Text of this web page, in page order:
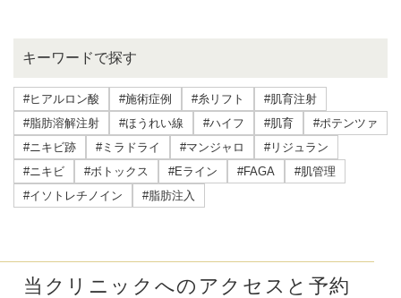
キーワードで探す
#ヒアルロン酸 #施術症例 #糸リフト
#肌育注射
#脂肪溶解注射
#ほうれい線 #ハイフ #肌育
#ポテンツァ
#ニキビ跡
#ミラドライ #マンジャロ
#リジュラン
#ニキビ
#ボトックス #Eライン #FAGA
#肌管理
#イソトレチノイン
#脂肪注入
当クリニックへのアクセスと予約